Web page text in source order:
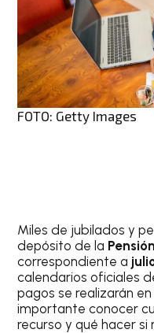
FOTO: Getty Images
Miles de jubilados y
depósito de la
correspondiente a
calendarios oficiales
pagos se realizarán
importante conocer
recurso y qué hacer si